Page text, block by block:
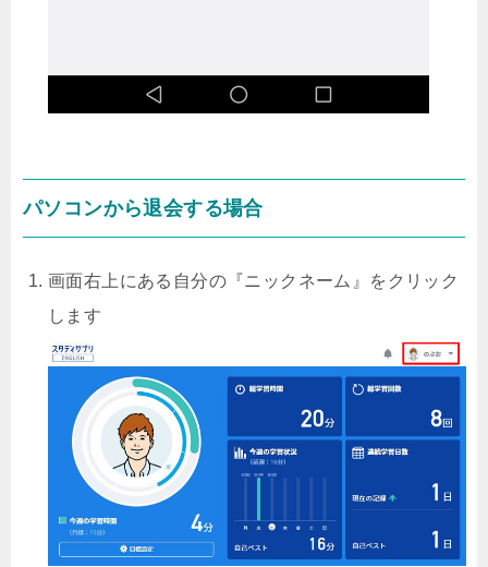
パソコンから退会する場合
画面右上にある自分の『ニックネーム』をクリック
します